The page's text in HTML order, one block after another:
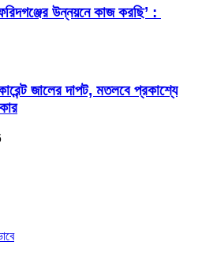
উন্নয়নে কাজ করছি’ :
জালের দাপট, মতলবে প্রকাশ্যে